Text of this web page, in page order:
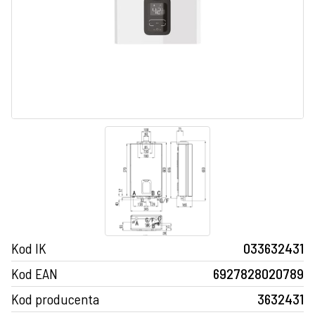
Kod IK
033632431
Kod EAN
6927828020789
Kod producenta
3632431